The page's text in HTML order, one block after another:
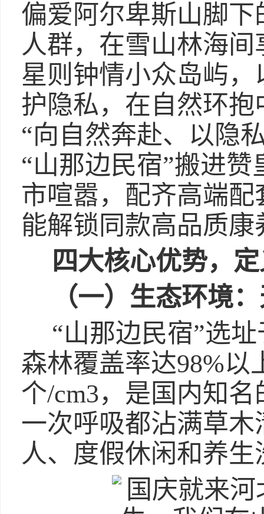
偏爱阿尔卑斯山脚
人群，在雪山林海
星则钟情小众岛屿
护隐私，在自然环
“向自然奔赴、以隐
“山那边民宿”搬进
市喧嚣，配齐高端
能解锁同款高品质康
四大核心优势，
（一） 生态环境
“山那边民宿”选
森林覆盖率达98%以
个/cm3，是国内知
一次呼吸都沾满草
人、度假休闲和养